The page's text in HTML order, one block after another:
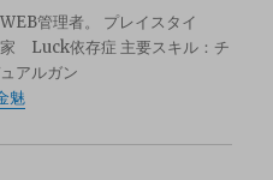
管理者。 プレイスタイ
Luck依存症 主要スキル：チ
アルガン
魅